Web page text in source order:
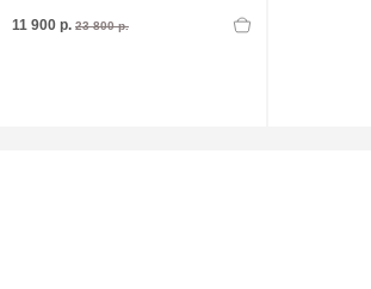
11 900 р. 23 800 р.